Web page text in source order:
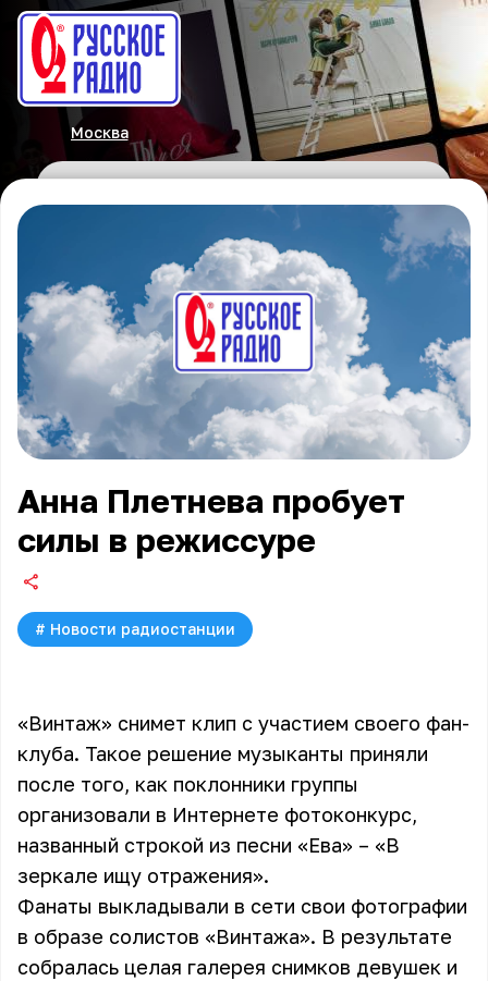
Москва
Анна Плетнева пробует
силы в режиссуре
# Новости радиостанции
«Винтаж» снимет клип с участием своего фан-
клуба. Такое решение музыканты приняли
после того, как поклонники группы
организовали в Интернете фотоконкурс,
названный строкой из песни «Ева» – «В
зеркале ищу отражения».
Фанаты выкладывали в сети свои фотографии
в образе солистов «Винтажа». В результате
собралась целая галерея снимков девушек и